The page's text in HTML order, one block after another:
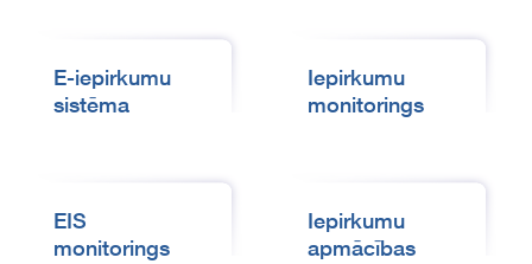
E-iepirkumu
sistēma
Iepirkumu
monitorings
EIS
monitorings
Iepirkumu
apmācības